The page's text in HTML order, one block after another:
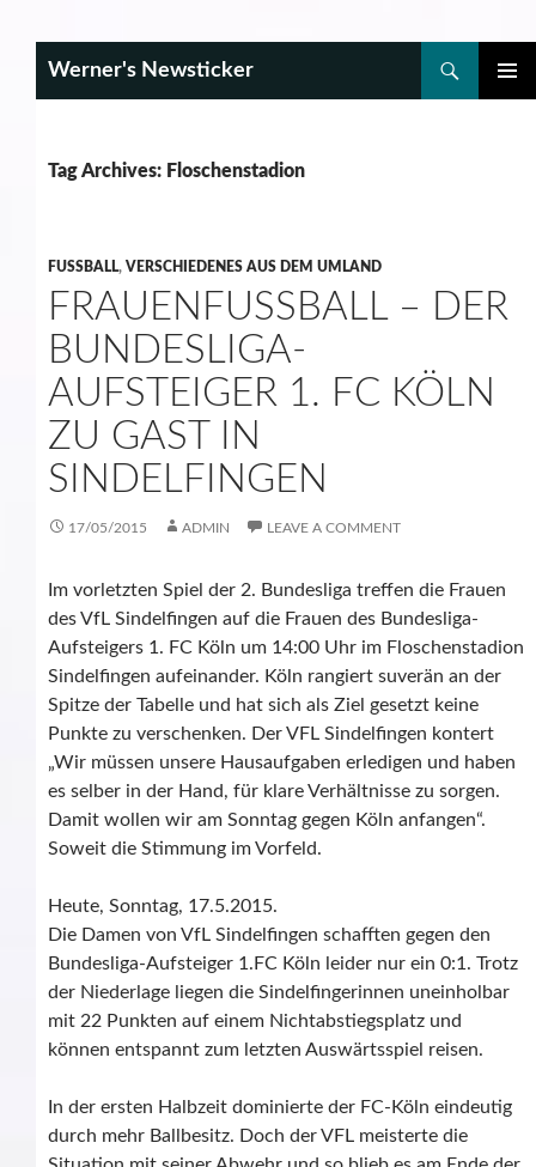
Werner's Newsticker
Tag Archives: Floschenstadion
FUSSBALL, VERSCHIEDENES AUS DEM UMLAND
FRAUENFUSSBALL – DER B
UNDESLIGA-A
UFSTEIGER 1. FC KÖLN Z
U GAST IN S
INDELFINGEN
17/05/2015 ADMIN LEAVE A COMMENT
Im vorletzten Spiel der 2. Bundesliga treffen die Frauen
des VfL Sindelfingen auf die Frauen des Bundesliga-
Aufsteigers 1. FC Köln um 14:00 Uhr im Floschenstadion
Sindelfingen aufeinander. Köln rangiert suverän an der
Spitze der Tabelle und hat sich als Ziel gesetzt keine
Punkte zu verschenken. Der VFL Sindelfingen kontert
„Wir müssen unsere Hausaufgaben erledigen und haben
es selber in der Hand, für klare Verhältnisse zu sorgen.
Damit wollen wir am Sonntag gegen Köln anfangen“.
Soweit die Stimmung im Vorfeld.
Heute, Sonntag, 17.5.2015.
Die Damen von VfL Sindelfingen schafften gegen den
Bundesliga-Aufsteiger 1.FC Köln leider nur ein 0:1. Trotz
der Niederlage liegen die Sindelfingerinnen uneinholbar
mit 22 Punkten auf einem Nichtabstiegsplatz und
können entspannt zum letzten Auswärtsspiel reisen.
In der ersten Halbzeit dominierte der FC-Köln eindeutig
durch mehr Ballbesitz. Doch der VFL meisterte die